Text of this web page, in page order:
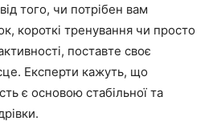
того, чи потрібен вам
короткі тренування чи просто
поставте своє
Експерти кажуть, що
є основою стабільної та